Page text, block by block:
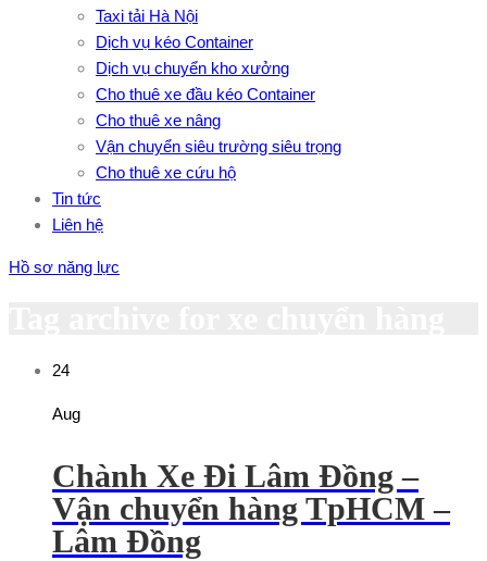
Taxi tải Hà Nội
Dịch vụ kéo Container
Dịch vụ chuyển kho xưởng
Cho thuê xe đầu kéo Container
Cho thuê xe nâng
Vận chuyển siêu trường siêu trọng
Cho thuê xe cứu hộ
Tin tức
Liên hệ
Hồ sơ năng lực
24
Aug
Chành Xe Đi Lâm Đồng –
Vận chuyển hàng TpHCM –
Lâm Đồng